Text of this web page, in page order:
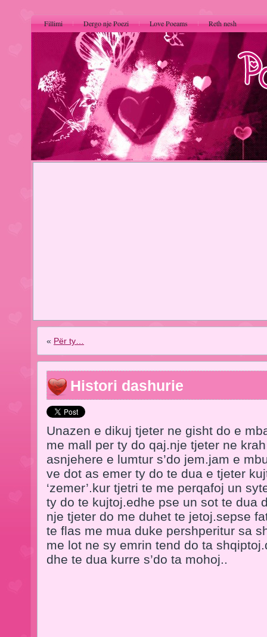
Fillimi Dergo nje Poezi Love Poeams Reth nesh
« Për ty…
Histori dashurie
Unazen e dikuj tjeter ne gisht do e
me mall per ty do qaj.nje tjeter ne
asnjehere e lumtur s’do jem.jam e
ve dot as emer ty do te dua e tjeter
‘zemer’.kur tjetri te me perqafoj un
ty do te kujtoj.edhe pse un sot te dua
nje tjeter do me duhet te jetoj.sepse
te flas me mua duke pershperitur sa
me lot ne sy emrin tend do ta
dhe te dua kurre s’do ta mohoj..